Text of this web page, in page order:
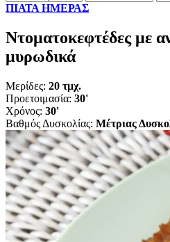
ΠΙΑΤΑ ΗΜΕΡΑΣ
Ντοματοκεφτέδες με
μυρωδικά
Μερίδες: 20 τμχ.
Προετοιμασία: 30'
Χρόνος: 30'
Βαθμός Δυσκολίας: Μέτριας